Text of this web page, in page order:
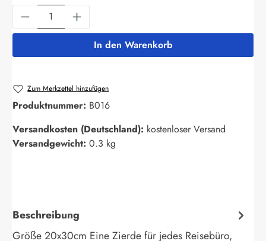
Produkt Anzahl: Gib den gewünschten
In den Warenkorb
Zum Merkzettel hinzufügen
Produktnummer: B016
Versandkosten (Deutschland): kostenloser Versand
Versandgewicht: 0.3 kg
Beschreibung
Größe 20x30cm Eine Zierde für jedes Reisebüro,